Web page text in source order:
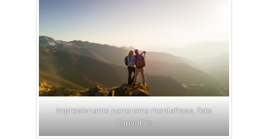
Impresionante panorama montañoso, foto
CanvaPro